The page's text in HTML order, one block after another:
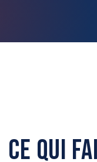
Ce qui